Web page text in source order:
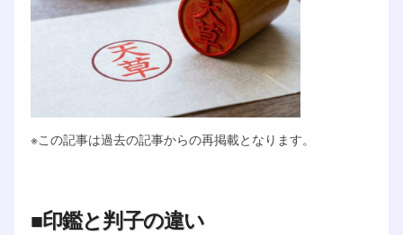
※この記事は過去の記事からの再掲載となります。
■印鑑と判子の違い